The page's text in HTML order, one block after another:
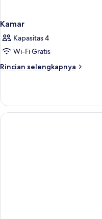
Kamar
Kapasitas 4
Wi-Fi Gratis
Rincian selengkapnya
Rincian
Kamar